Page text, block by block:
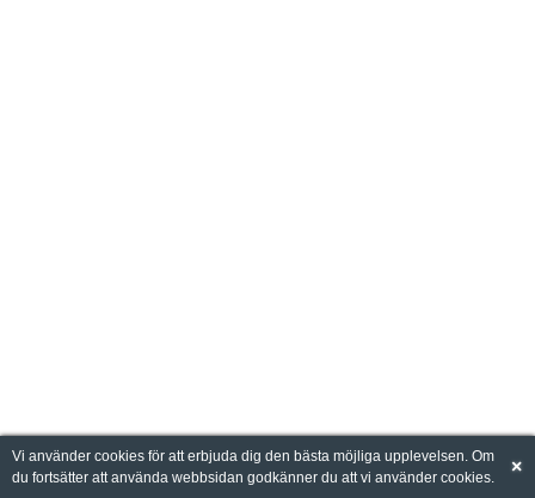
Vi använder cookies för att erbjuda dig den bästa möjliga upplevelsen. Om
du fortsätter att använda webbsidan godkänner du att vi använder cookies.
×